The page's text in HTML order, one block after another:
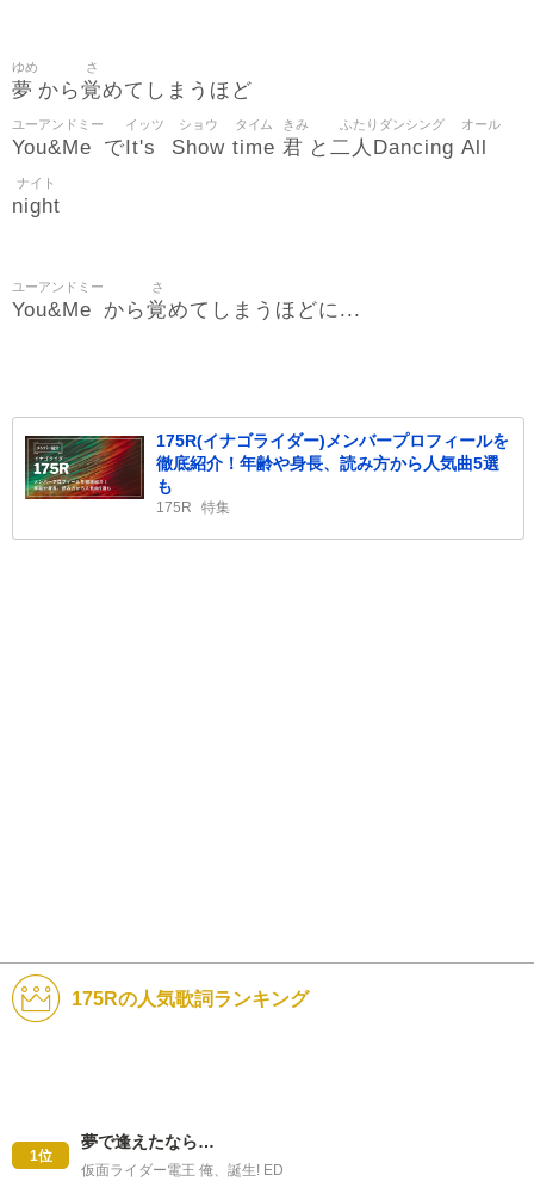
夢
ゆめ
から覚
さ
めてしまうほど
You&Me
ユーアンドミー
で It's
イッツ
Show
ショウ
time
タイム
君
きみ
と 二人Dancing
ふたりダンシング
All
オール
night
ナイト
You&Me
ユーアンドミー
から覚
さ
めてしまうほどに...
175R(イナゴライダー)メンバープロフィールを
徹底紹介！年齢や身長、読み方から人気曲5選
も
175R 特集
175Rの人気歌詞ランキング
1位
夢で逢えたなら…
仮面ライダー電王 俺、誕生! ED